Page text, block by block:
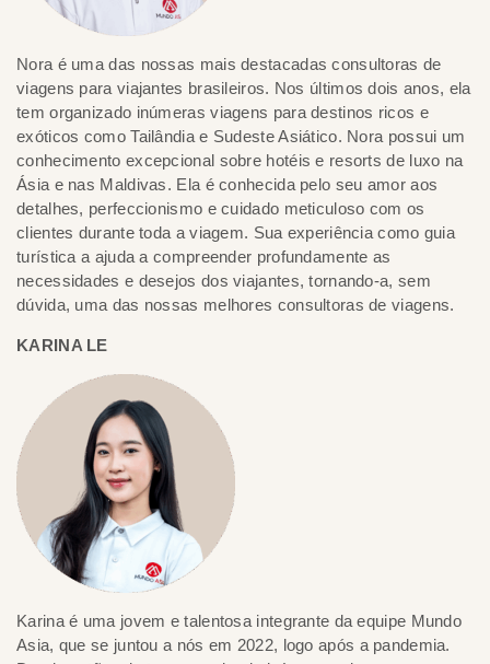
Nora é uma das nossas mais destacadas consultoras de
viagens para viajantes brasileiros. Nos últimos dois anos, ela
tem organizado inúmeras viagens para destinos ricos e
exóticos como Tailândia e Sudeste Asiático. Nora possui um
conhecimento excepcional sobre hotéis e resorts de luxo na
Ásia e nas Maldivas. Ela é conhecida pelo seu amor aos
detalhes, perfeccionismo e cuidado meticuloso com os
clientes durante toda a viagem. Sua experiência como guia
turística a ajuda a compreender profundamente as
necessidades e desejos dos viajantes, tornando-a, sem
dúvida, uma das nossas melhores consultoras de viagens.
KARINA LE
Karina é uma jovem e talentosa integrante da equipe Mundo
Asia, que se juntou a nós em 2022, logo após a pandemia.